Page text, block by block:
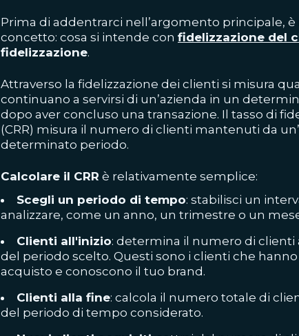
Prima di addentrarci nell’argomento principale,
concetto: cosa si intende con fidelizzazione del
fidelizzazione.
Attraverso la fidelizzazione dei clienti si misura
continuano a servirsi di un’azienda in un
dopo aver concluso una transazione. Il tasso di
(CRR) misura il numero di clienti mantenuti da
determinato periodo.
Calcolare il CRR è relativamente semplice:
Scegli un periodo di tempo: stabilisci un
analizzare, come un anno, un trimestre o un
Clienti all'inizio: determina il numero di clienti
del periodo scelto. Questi sono i clienti che
acquisto e conoscono il tuo brand.
Clienti alla fine: calcola il numero totale di
del periodo di tempo considerato.